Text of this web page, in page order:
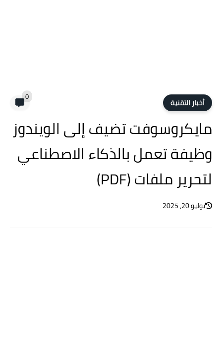
أخبار التقنية 0
مايكروسوفت تضيف إلى الويندوز
وظيفة تعمل بالذكاء الاصطناعي
لتحرير ملفات (PDF)
يوليو 20, 2025